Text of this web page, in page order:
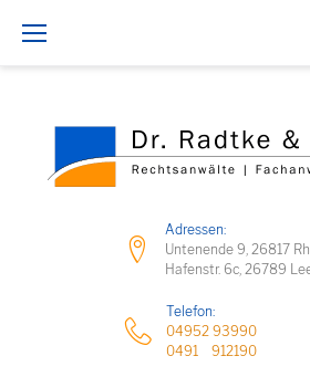
Adressen:
Untenende 9, 26817
Hafenstr. 6c, 26789
Telefon:
04952 93990
0491 912190